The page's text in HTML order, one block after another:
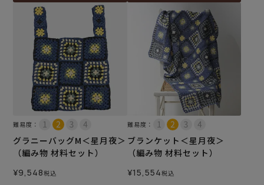
難易度：
グラニーバッグM＜星月夜＞
（編み物 材料セット）
¥9,548税込
難易度：
ブランケット＜星月夜＞
（編み物 材料セット）
¥15,554税込